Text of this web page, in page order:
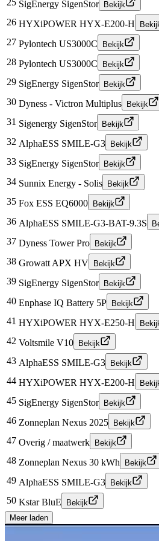
25 SigEnergy SigenStor Bekijk
26 HYXiPOWER HYX-E200-H
27 Pylontech US3000C Bekijk
28 Pylontech US3000C Bekijk
29 SigEnergy SigenStor Bekijk
30 Dyness - Victron Multiplus Bekijk
31 Sigenergy SigenStor Bekijk
32 AlphaESS SMILE-G3 Bekijk
33 SigEnergy SigenStor Bekijk
34 Sunnix Energy - Solis Bekijk
35 Fox ESS EQ6000 Bekijk
36 AlphaESS SMILE-G3-BAT-9.3S
37 Dyness Tower Pro Bekijk
38 Growatt APX HV Bekijk
39 SigEnergy SigenStor Bekijk
40 Enphase IQ Battery 5P Bekijk
41 HYXiPOWER HYX-E250-H
42 Voltsmile V10 Bekijk
43 AlphaESS SMILE-G3 Bekijk
44 HYXiPOWER HYX-E200-H
45 SigEnergy SigenStor Bekijk
46 Zonneplan Nexus 2025 Bekijk
47 Overig / maatwerk Bekijk
48 Zonneplan Nexus 30 kWh Bekijk
49 AlphaESS SMILE-G3 Bekijk
50 Kstar BluE Bekijk
Meer laden